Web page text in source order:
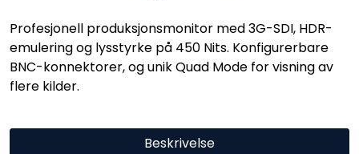
Profesjonell produksjonsmonitor med 3G-SDI, HDR-
emulering og lysstyrke på 450 Nits. Konfigurerbare
BNC-konnektorer, og unik Quad Mode for visning av
flere kilder.
Beskrivelse